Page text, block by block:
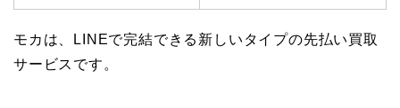
モカは、LINEで完結できる新しいタイプの先払い買取
サービスです。